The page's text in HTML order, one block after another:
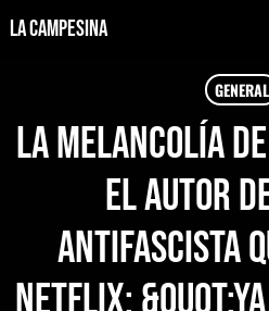
La Campesina
play_arrow LA CAMPESINA CADENA
LA CAMPESINA 101.9 FM
play_arrow LA CAMPESINA 96.7 FM
GENERAL
La melancolía
el autor
antifascista